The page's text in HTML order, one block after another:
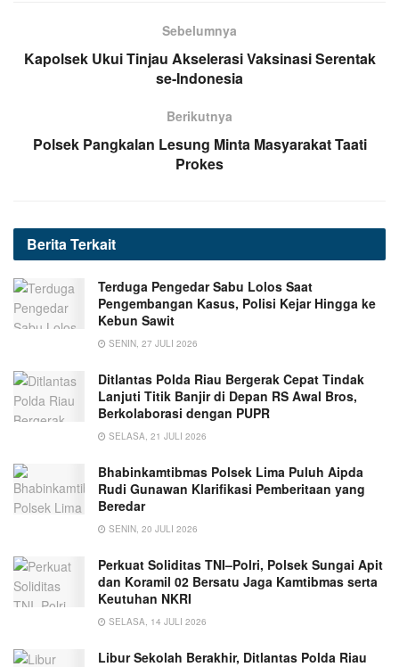
Sebelumnya
Kapolsek Ukui Tinjau Akselerasi Vaksinasi Serentak
se-Indonesia
Berikutnya
Polsek Pangkalan Lesung Minta Masyarakat Taati
Prokes
Berita Terkait
Terduga Pengedar Sabu Lolos Saat
Pengembangan Kasus, Polisi Kejar Hingga ke
Kebun Sawit
SENIN, 27 JULI 2026
Ditlantas Polda Riau Bergerak Cepat Tindak
Lanjuti Titik Banjir di Depan RS Awal Bros,
Berkolaborasi dengan PUPR
SELASA, 21 JULI 2026
Bhabinkamtibmas Polsek Lima Puluh Aipda
Rudi Gunawan Klarifikasi Pemberitaan yang
Beredar
SENIN, 20 JULI 2026
Perkuat Soliditas TNI–Polri, Polsek Sungai Apit
dan Koramil 02 Bersatu Jaga Kamtibmas serta
Keutuhan NKRI
SELASA, 14 JULI 2026
Libur Sekolah Berakhir, Ditlantas Polda Riau